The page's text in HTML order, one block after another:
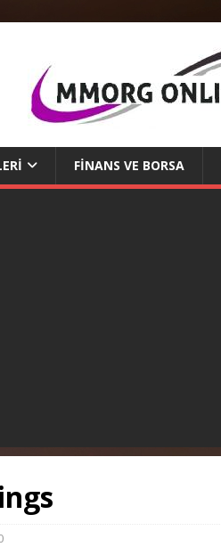
FINANS VE BORSA